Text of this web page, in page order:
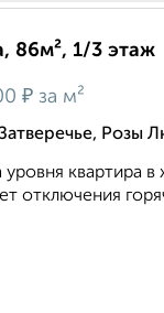
86м², 1/3 этаж
₽ за м²
Розы
уровня
отключения